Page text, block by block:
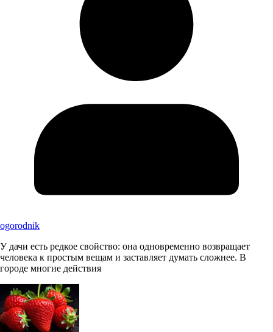
ogorodnik
У дачи есть редкое свойство: она одновременно возвращает
человека к простым вещам и заставляет думать сложнее. В
городе многие действия